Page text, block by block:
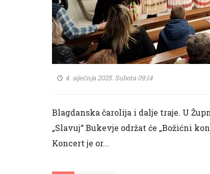
4. siječnja 2025. Subota 09:14
Blagdanska čarolija i dalje traje. U
„Slavuj“ Bukevje održat će „Božićni
Koncert je or...